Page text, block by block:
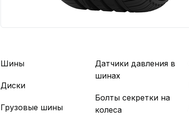
Шины
Диски
Грузовые шины
Датчики давления в
шинах
Болты секретки на
колеса